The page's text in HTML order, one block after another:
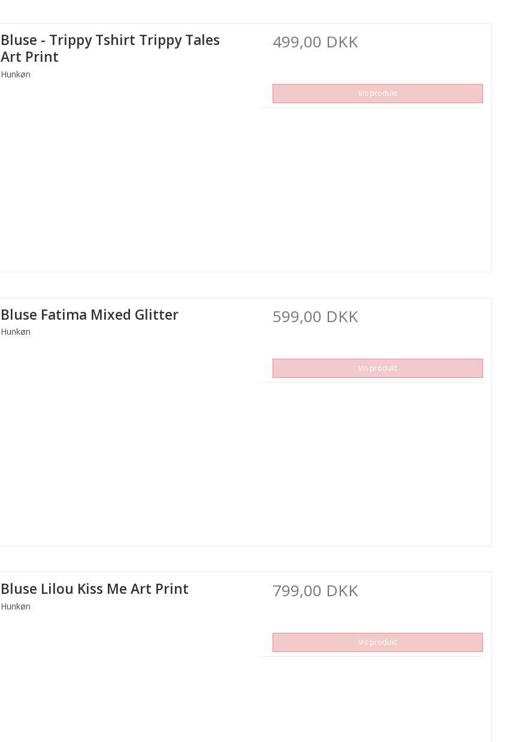
Bluse - Trippy Tshirt Trippy Tales
Art Print
Hunkøn
499,00 DKK
Vis produkt
Bluse Fatima Mixed Glitter
Hunkøn
599,00 DKK
Vis produkt
Bluse Lilou Kiss Me Art Print
Hunkøn
799,00 DKK
Vis produkt